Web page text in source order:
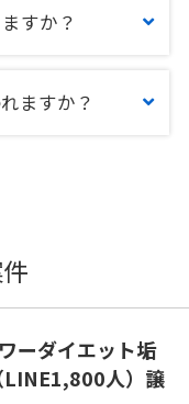
すか？
ますか？
ーダイエット垢
LINE1,800人）譲